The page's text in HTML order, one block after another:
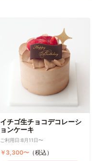
イチゴ生チョコデコレーシ
ョンケーキ
ご利用日:8月11日〜
￥3,300〜 （税込）